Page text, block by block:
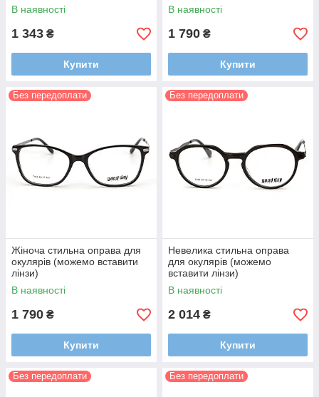
В наявності
1 343 ₴
Купити
В наявності
1 790 ₴
Купити
Без передоплати
Жіноча стильна оправа для
окулярів (можемо вставити
лінзи)
В наявності
1 790 ₴
Купити
Без передоплати
Невелика стильна оправа
для окулярів (можемо
вставити лінзи)
В наявності
2 014 ₴
Купити
Без передоплати Без передоплати